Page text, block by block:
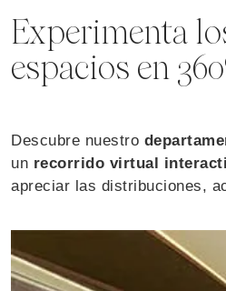
Experimenta
espacios en
Descubre nuestro
un recorrido virtual
apreciar las distribuciones,